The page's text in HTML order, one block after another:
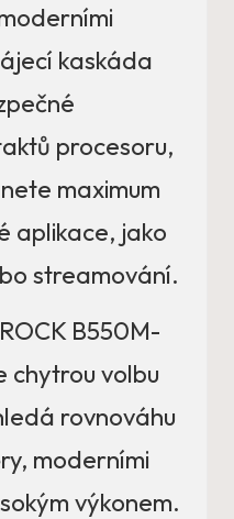
kaskáda
procesoru,
maximum
aplikace, jako
streamování.
B550M-
chytrou volbu
rovnováhu
moderními
výkonem.